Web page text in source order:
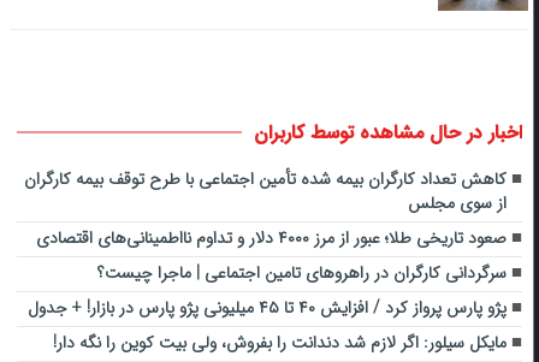
اخبار در حال مشاهده توسط کاربران
کاهش تعداد کارگران بیمه شده تأمین اجتماعی با طرح توقف بیمه کارگران
از سوی مجلس
صعود تاریخی طلا؛ عبور از مرز ۴۰۰۰ دلار و تداوم نااطمینانی‌های اقتصادی
سرگردانی کارگران در راهروهای تامین اجتماعی | ماجرا چیست؟
پژو پارس پرواز کرد / افزایش ۴۰ تا ۴۵ میلیونی پژو پارس در بازار! + جدول
مایکل سیلور: اگر لازم شد دندانت را بفروش، ولی بیت کوین را نگه دار!